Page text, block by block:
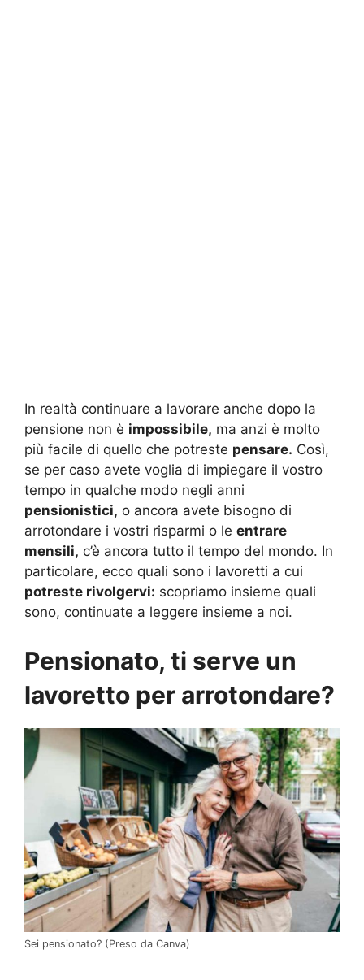
In realtà continuare a lavorare anche dopo la
pensione non è impossibile, ma anzi è molto
più facile di quello che potreste pensare. Così,
se per caso avete voglia di impiegare il vostro
tempo in qualche modo negli anni
pensionistici, o ancora avete bisogno di
arrotondare i vostri risparmi o le entrare
mensili, c’è ancora tutto il tempo del mondo. In
particolare, ecco quali sono i lavoretti a cui
potreste rivolgervi: scopriamo insieme quali
sono, continuate a leggere insieme a noi.
Pensionato, ti serve un
lavoretto per arrotondare?
Sei pensionato? (Preso da Canva)